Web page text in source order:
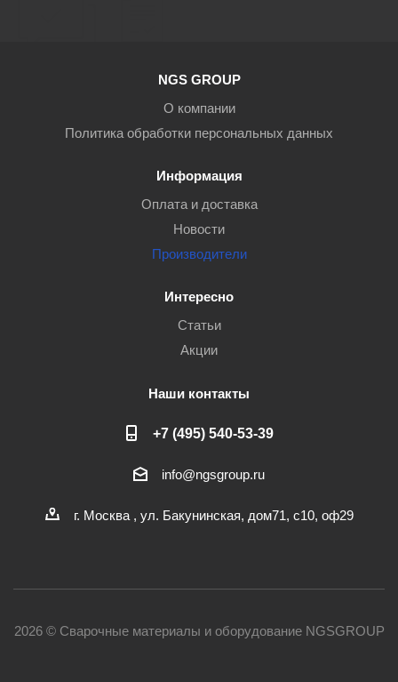
NGS GROUP
О компании
Политика обработки персональных данных
Информация
Оплата и доставка
Новости
Производители
Интересно
Статьи
Акции
Наши контакты
+7 (495) 540-53-39
info@ngsgroup.ru
г. Москва , ул. Бакунинская, дом71, с10, оф29
2026 © Сварочные материалы и оборудование NGSGROUP